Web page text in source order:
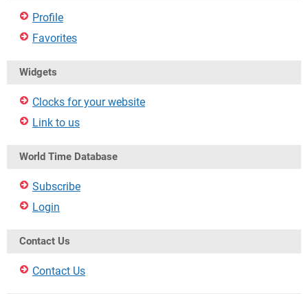
Profile
Favorites
Widgets
Clocks for your website
Link to us
World Time Database
Subscribe
Login
Contact Us
Contact Us